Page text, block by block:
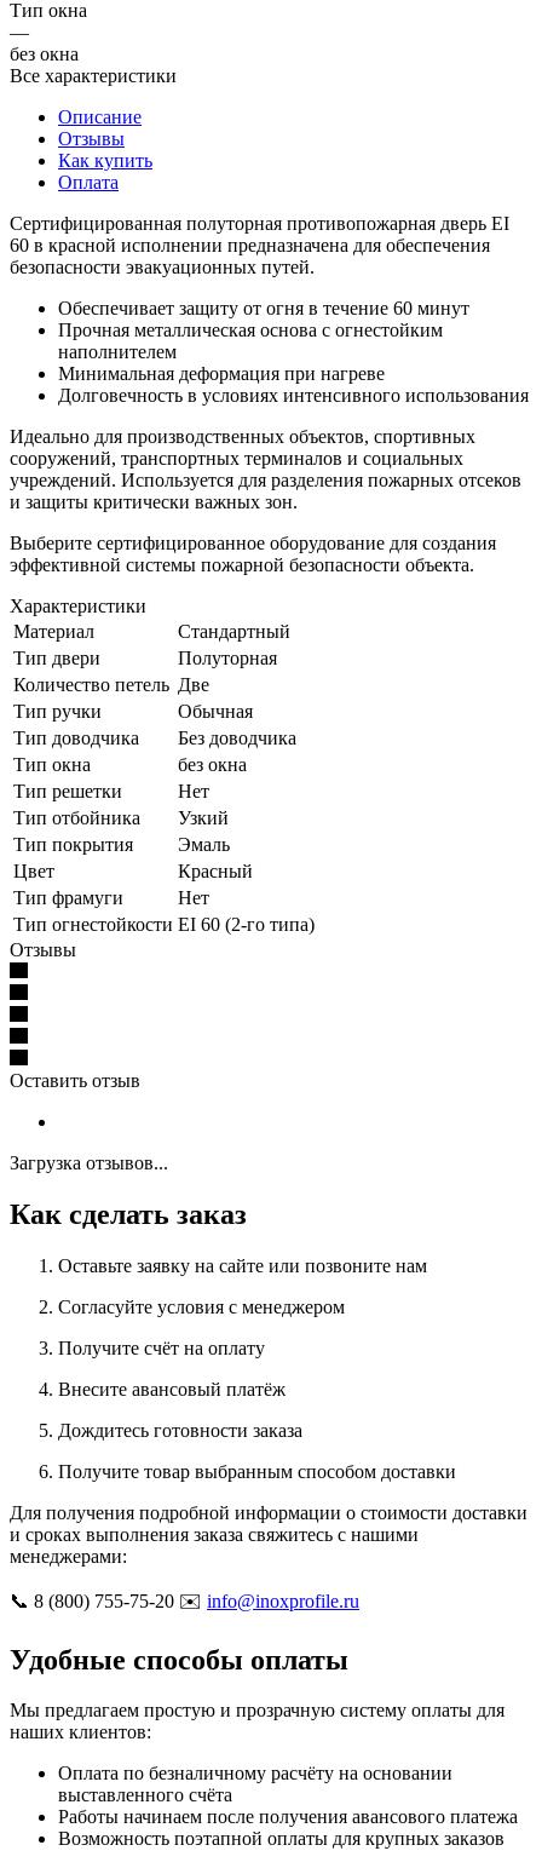
Тип окна
—
без окна
Все характеристики
Описание
Отзывы
Как купить
Оплата
Сертифицированная полуторная противопожарная дверь EI
60 в красной исполнении предназначена для обеспечения
безопасности эвакуационных путей.
Обеспечивает защиту от огня в течение 60 минут
Прочная металлическая основа с огнестойким
наполнителем
Минимальная деформация при нагреве
Долговечность в условиях интенсивного использования
Идеально для производственных объектов, спортивных
сооружений, транспортных терминалов и социальных
учреждений. Используется для разделения пожарных отсеков
и защиты критически важных зон.
Выберите сертифицированное оборудование для создания
эффективной системы пожарной безопасности объекта.
Характеристики
Материал
Стандартный
Тип двери
Полуторная
Количество петель Две
Тип ручки
Обычная
Тип доводчика
Без доводчика
Тип окна
без окна
Тип решетки
Нет
Тип отбойника
Узкий
Тип покрытия
Эмаль
Цвет
Красный
Тип фрамуги
Нет
Тип огнестойкости EI 60 (2-го типа)
Отзывы
Оставить отзыв
Загрузка отзывов...
Как сделать заказ
Оставьте заявку на сайте или позвоните нам
Согласуйте условия с менеджером
Получите счёт на оплату
Внесите авансовый платёж
Дождитесь готовности заказа
Получите товар выбранным способом доставки
Для получения подробной информации о стоимости доставки
и сроках выполнения заказа свяжитесь с нашими
менеджерами:
📞 8 (800) 755-75-20 ✉️ info@inoxprofile.ru
Удобные способы оплаты
Мы предлагаем простую и прозрачную систему оплаты для
наших клиентов:
Оплата по безналичному расчёту на основании
выставленного счёта
Работы начинаем после получения авансового платежа
Возможность поэтапной оплаты для крупных заказов